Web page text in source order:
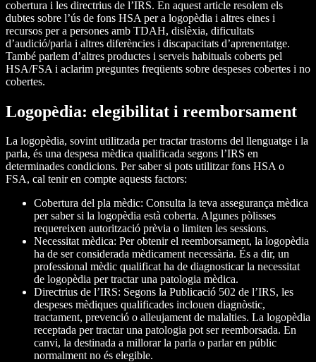
cobertura i les directrius de l’IRS. En aquest article resolem els
dubtes sobre l’ús de fons HSA per a logopèdia i altres eines i
recursos per a persones amb TDAH, dislèxia, dificultats
d’audició/parla i altres diferències i discapacitats d’aprenentatge.
També parlem d’altres productes i serveis habituals coberts pel
HSA/FSA i aclarim preguntes freqüents sobre despeses cobertes i no
cobertes.
Logopèdia: elegibilitat i reemborsament
La logopèdia, sovint utilitzada per tractar trastorns del llenguatge i la
parla, és una despesa mèdica qualificada segons l’IRS en
determinades condicions. Per saber si pots utilitzar fons HSA o
FSA, cal tenir en compte aquests factors:
Cobertura del pla mèdic: Consulta la teva assegurança mèdica
per saber si la logopèdia està coberta. Algunes pòlisses
requereixen autorització prèvia o limiten les sessions.
Necessitat mèdica: Per obtenir el reemborsament, la logopèdia
ha de ser considerada mèdicament necessària. És a dir, un
professional mèdic qualificat ha de diagnosticar la necessitat
de logopèdia per tractar una patologia mèdica.
Directrius de l’IRS: Segons la Publicació 502 de l’IRS, les
despeses mèdiques qualificades inclouen diagnòstic,
tractament, prevenció o alleujament de malalties. La logopèdia
receptada per tractar una patologia pot ser reemborsada. En
canvi, la destinada a millorar la parla o parlar en públic
normalment no és elegible.